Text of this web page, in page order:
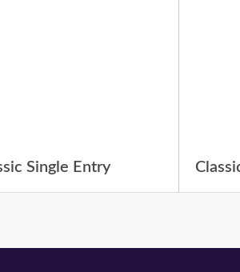
Single Entry